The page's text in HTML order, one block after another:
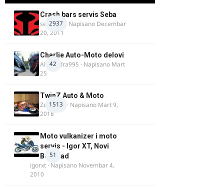
2937
Crash bars servis Seba
seba011 · Napisano Decembar
20, 2011
42
Charlie Auto-Moto delovi
Alexandra995 · Napisano Mart
25
1513
TwinZ Auto & Moto
Zeljkamp · Napisano Mart 9,
2018
51
Moto vulkanizer i moto
servis - Igor XT, Novi
Beograd
igorxt · Napisano Novembar 4,
2010